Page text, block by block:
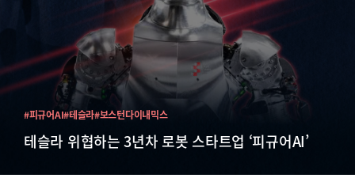
테슬라 위협하는 3년차 로봇 스타트업 ‘피규어AI’
#피규어AI#테슬라#보스턴다이내믹스